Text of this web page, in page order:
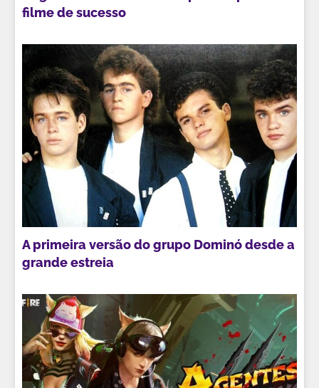
filme de sucesso
A primeira versão do grupo Dominó desde a
grande estreia